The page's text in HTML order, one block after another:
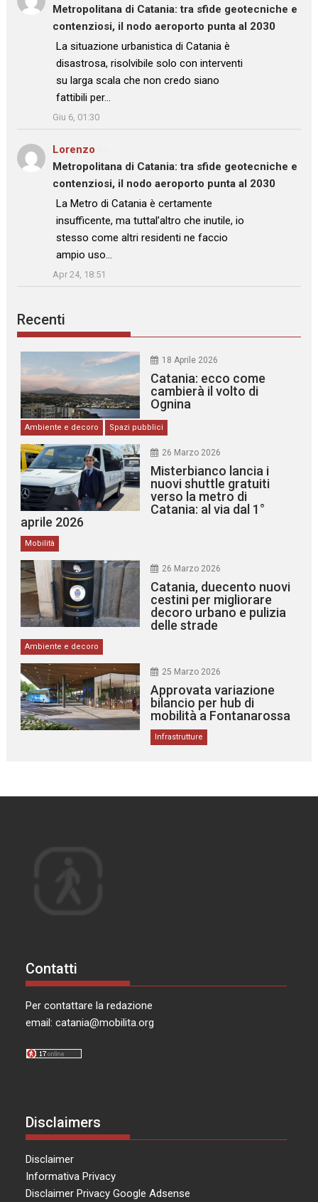
Metropolitana di Catania: tra sfide geotecniche e
contenziosi, il nodo aeroporto punta al 2030
: “La situazione urbanistica di Catania è
disastrosa, risolvibile solo con interventi
su larga scala che non credo siano
fattibili per…
Giu 6, 01:30
Lorenzo
Metropolitana di Catania: tra sfide geotecniche e
contenziosi, il nodo aeroporto punta al 2030
: “La Metro di Catania è certamente
insufficente, ma tuttal’altro che inutile, io
stesso come altri residenti ne faccio
ampio uso…
”
Apr 24, 18:51
Recenti
18 Aprile 2026
Catania: ecco come
cambierà il volto di
Ognina
Ambiente e decoro Spazi pubblici
26 Marzo 2026
Misterbianco lancia i
nuovi shuttle gratuiti
verso la metro di
Catania: al via dal 1°
aprile 2026
Mobilità
26 Marzo 2026
Catania, duecento nuovi
cestini per migliorare
decoro urbano e pulizia
delle strade
Ambiente e decoro
25 Marzo 2026
Approvata variazione
bilancio per hub di
mobilità a Fontanarossa
Infrastrutture
Contatti
Per contattare la redazione
email:catania@mobilita.org
Disclaimers
Disclaimer
Informativa Privacy
Disclaimer Privacy Google Adsense